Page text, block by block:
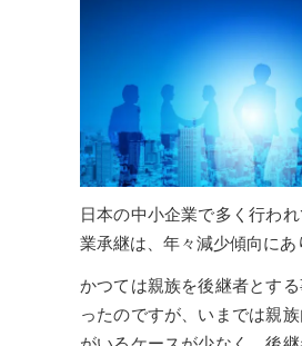
日本の中小企業で多く行わ
業承継は、年々減少傾向にあ
かつては親族を後継者とす
ったのですが、いまでは親